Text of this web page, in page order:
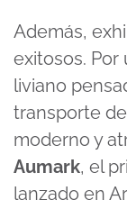
Además,
exitosos. Por
liviano
transporte
moderno y
Aumark, el
lanzado en